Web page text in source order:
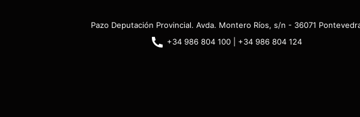
Pazo Deputación Provincial. Avda. Montero Ríos, s/n - 36071
+34 986 804 100 | +34 986 804 124